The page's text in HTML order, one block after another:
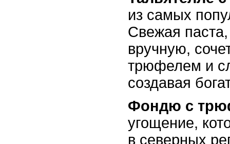
из самых
Свежая
вручную,
трюфелем и
создавая
Фондю с
угощение,
в северных